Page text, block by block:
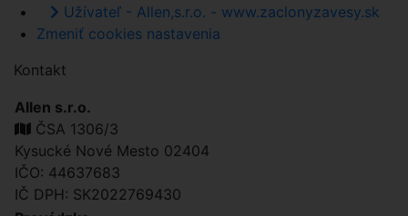
Užívateľ - Allen,s.r.o. - www.zaclonyzavesy.sk
Zmeniť cookies nastavenia
Kontakt
Allen s.r.o.
ČSA 1306/3
Kysucké Nové Mesto 02404
IČO: 44637683
IČ DPH: SK2022769430